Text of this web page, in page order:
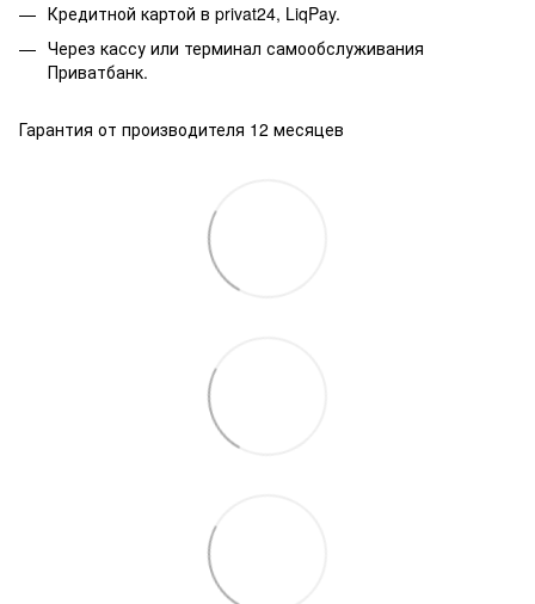
Кредитной картой в privat24, LiqPay.
Через кассу или терминал самообслуживания
Приватбанк.
Гарантия от производителя 12 месяцев